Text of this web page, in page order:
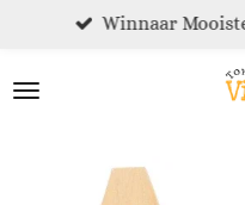
naar
Winnaar